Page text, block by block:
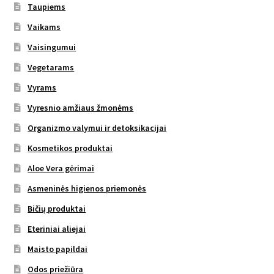
Taupiems
Vaikams
Vaisingumui
Vegetarams
Vyrams
Vyresnio amžiaus žmonėms
Organizmo valymui ir detoksikacijai
Kosmetikos produktai
Aloe Vera gėrimai
Asmeninės higienos priemonės
Bičių produktai
Eteriniai aliejai
Maisto papildai
Odos priežiūra